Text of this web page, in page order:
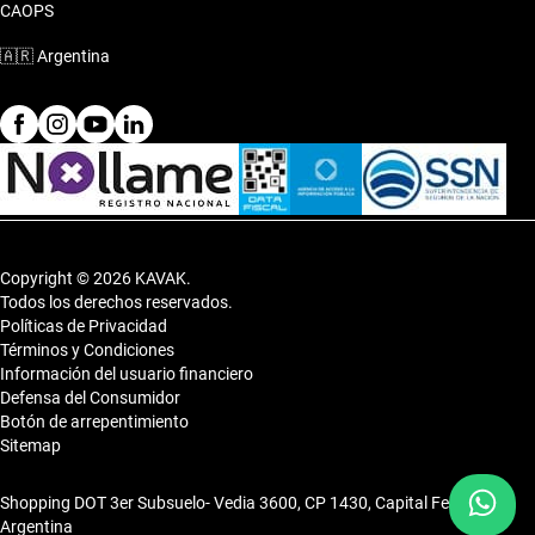
CAOPS
🇦🇷Argentina
Copyright © 2026 KAVAK.
Todos los derechos reservados.
Políticas de Privacidad
Términos y Condiciones
Información del usuario financiero
Defensa del Consumidor
Botón de arrepentimiento
Sitemap
Shopping DOT 3er Subsuelo- Vedia 3600, CP 1430, Capital Federal,
Argentina